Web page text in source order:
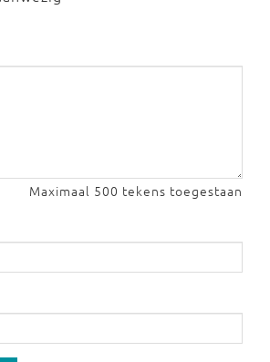
Maximaal 500 tekens toegestaan